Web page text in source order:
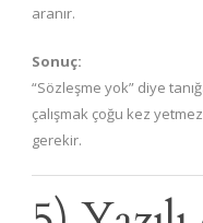
aranır.
Sonuç:
“Sözleşme yok” diye
çalışmak çoğu kez
gerekir.